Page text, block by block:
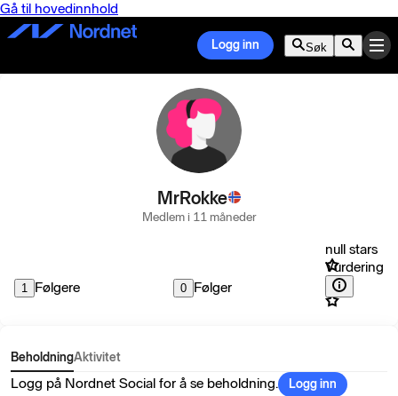
Gå til hovedinnhold
Logg inn Søk
MrRokke
Medlem i 11 måneder
1 Følgere 0 Følger
null stars
Vurdering
BeholdningAktivitet
Logg på Nordnet Social for å se beholdning. Logg inn